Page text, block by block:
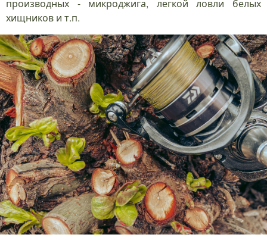
производных - микроджига, легкой ловли белых
хищников и т.п.